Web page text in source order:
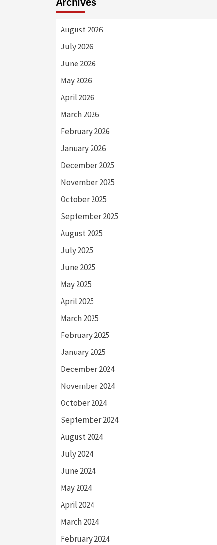
Archives
August 2026
July 2026
June 2026
May 2026
April 2026
March 2026
February 2026
January 2026
December 2025
November 2025
October 2025
September 2025
August 2025
July 2025
June 2025
May 2025
April 2025
March 2025
February 2025
January 2025
December 2024
November 2024
October 2024
September 2024
August 2024
July 2024
June 2024
May 2024
April 2024
March 2024
February 2024